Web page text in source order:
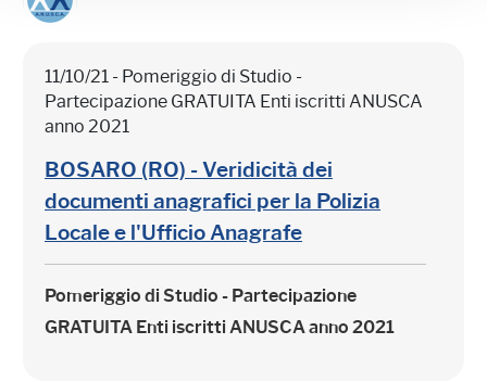
11/10/21 - Pomeriggio di Studio -
Partecipazione GRATUITA Enti iscritti ANUSCA
anno 2021
BOSARO (RO) - Veridicità dei
documenti anagrafici per la Polizia
Locale e l'Ufficio Anagrafe
Pomeriggio di Studio - Partecipazione
GRATUITA Enti iscritti ANUSCA anno 2021